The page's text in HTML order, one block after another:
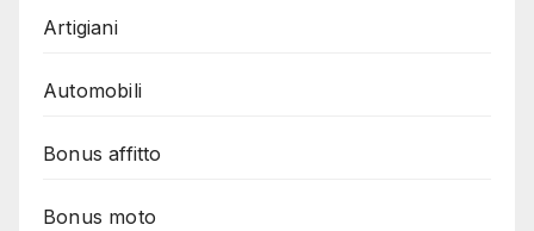
Artigiani
Automobili
Bonus affitto
Bonus moto